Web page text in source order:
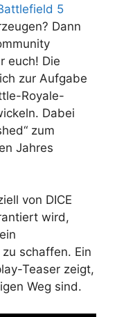
5
Dann
euch! Die
zur Aufgabe
Royale-
Dabei
zum
Jahres
von DICE
wird,
schaffen. Ein
Teaser zeigt,
Weg sind.